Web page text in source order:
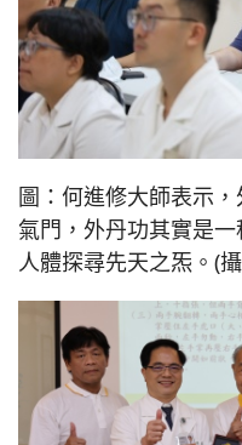
圖：何進修大師表示
氣門，外丹功其實是
人體探尋先天之炁。(